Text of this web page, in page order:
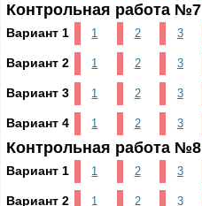
Контрольная работа №7
Вариант 1 1 2 3
Вариант 2 1 2 3
Вариант 3 1 2 3
Вариант 4 1 2 3
Контрольная работа №8
Вариант 1 1 2 3
Вариант 2 1 2 3